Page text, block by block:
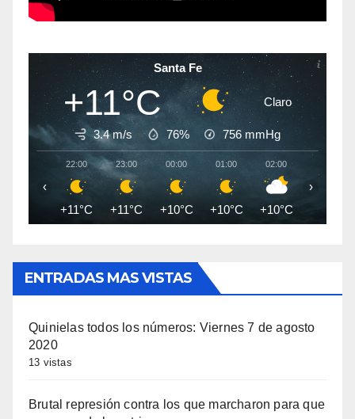
Santa Fe
+11°C Claro
3.4 m/s 76% 756 mmHg
22:00
+11°C
23:00
+11°C
00:00
+10°C
01:00
+10°C
02:00
+10°C +9°C
‹ ›
ENTRADAS MAS VISTAS
Quinielas todos los números: Viernes 7 de agosto
2020
13 vistas
Brutal represión contra los que marcharon para que